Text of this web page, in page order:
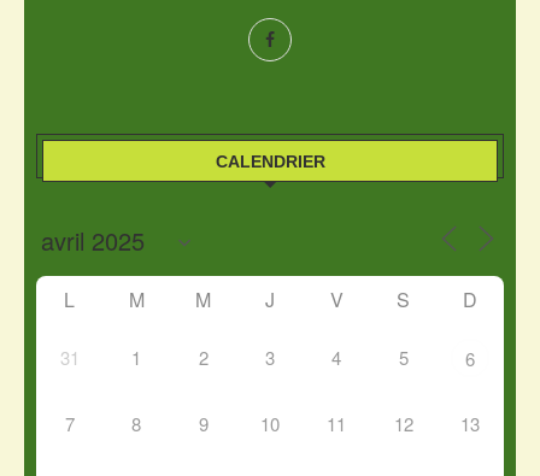
CALENDRIER
L M M J V S D
31 1 2 3 4 5 6
7 8 9 10 11 12 13